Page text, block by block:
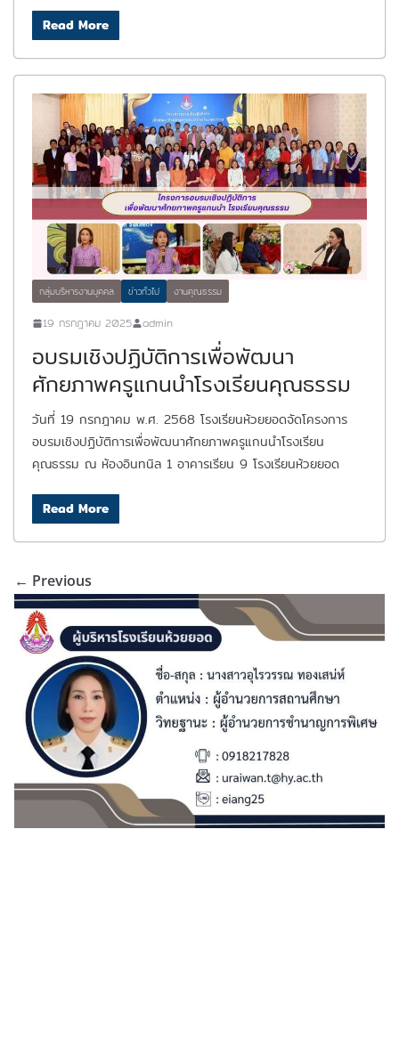
Read More
กลุ่มบริหารงานบุคคล ข่าวทั่วไป งานคุณธรรม
19 กรกฎาคม 2025 admin
อบรมเชิงปฏิบัติการเพื่อพัฒนา
ศักยภาพครูแกนนำโรงเรียนคุณธรรม
วันที่ 19 กรกฎาคม พ.ศ. 2568 โรงเรียนห้วยยอดจัดโครงการ
อบรมเชิงปฏิบัติการเพื่อพัฒนาศักยภาพครูแกนนำโรงเรียน
คุณธรรม ณ ห้องอินทนิล 1 อาคารเรียน 9 โรงเรียนห้วยยอด
Read More
← Previous